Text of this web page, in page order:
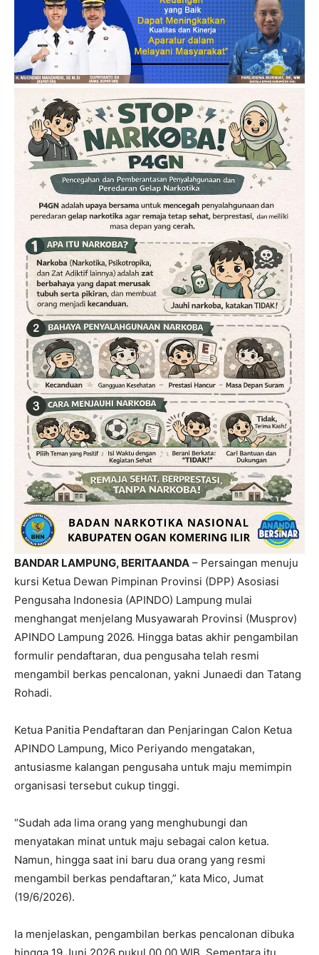
BANDAR LAMPUNG, BERITAANDA – Persaingan menuju
kursi Ketua Dewan Pimpinan Provinsi (DPP) Asosiasi
Pengusaha Indonesia (APINDO) Lampung mulai
menghangat menjelang Musyawarah Provinsi (Musprov)
APINDO Lampung 2026. Hingga batas akhir pengambilan
formulir pendaftaran, dua pengusaha telah resmi
mengambil berkas pencalonan, yakni Junaedi dan Tatang
Rohadi.
Ketua Panitia Pendaftaran dan Penjaringan Calon Ketua
APINDO Lampung, Mico Periyando mengatakan,
antusiasme kalangan pengusaha untuk maju memimpin
organisasi tersebut cukup tinggi.
“Sudah ada lima orang yang menghubungi dan
menyatakan minat untuk maju sebagai calon ketua.
Namun, hingga saat ini baru dua orang yang resmi
mengambil berkas pendaftaran,” kata Mico, Jumat
(19/6/2026).
Ia menjelaskan, pengambilan berkas pencalonan dibuka